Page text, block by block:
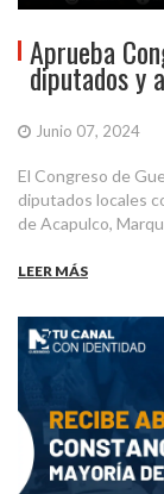
Aprueba
diputados y
Junio 07, 2024
El Congreso de
diputados locales
de Acapulco,
LEER MÁS